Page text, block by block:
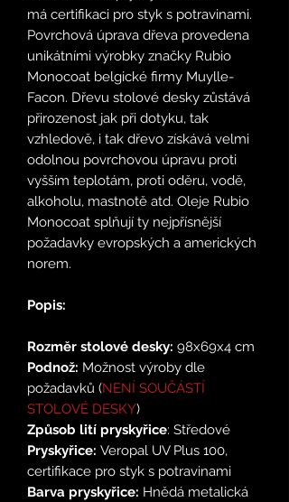
má certifikaci pro styk s potravinami.
Povrchová úprava dřeva provedena
unikátními výrobky značky Rubio
Monocoat belgické firmy Muylle-
Facon. Dřevu stolové desky zůstává
přirozenost jak při dotyku, tak
vzhledově, i tak dřevo získává velmi
odolnou povrchovou úpravu proti
vyšším teplotám, proti oděru, vodě,
alkoholu, mastnotě atd. Oleje Rubio
Monocoat splňují ty nejpřísnější
požadavky evropských a amerických
norem.
Popis:
Rozměr stolové desky: 98x69x4 cm
Podnož: Možnost výroby dle
požadavků (NENÍ SOUČÁSTÍ
STOLOVÉ DESKY)
Způsob lití pryskyřice: Středové
Pryskyřice: Veropal UV Plus 100,
certifikace pro styk s potravinami
Barva pryskyřice: Hnědá metalická